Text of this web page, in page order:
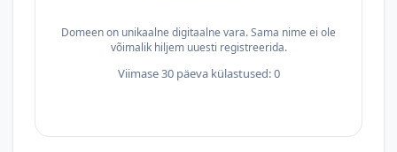
Domeen on unikaalne digitaalne vara. Sama nime ei ole
võimalik hiljem uuesti registreerida.
Viimase 30 päeva külastused: 0